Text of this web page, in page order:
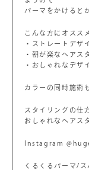
パーマをかけると
こんな方にオスス
・ストレートデザ
・朝が楽なヘアス
・おしゃれなデザ
カラーの同時施術
スタイリングの仕
おしゃれなヘアス
Instagram
くるくるパーマ/